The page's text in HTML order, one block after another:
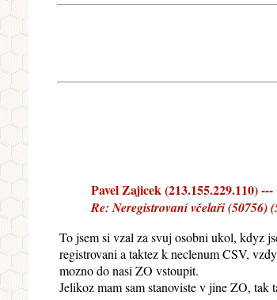
Pavel Zajicek (213.155.229.110) ---
Re: Neregistrovaní včelaři (50756)
To jsem si vzal za svuj osobni ukol, kdyz
registrovani a taktez k neclenum CSV,
mozno do nasi ZO vstoupit.
Jelikoz mam sam stanoviste v jine ZO,